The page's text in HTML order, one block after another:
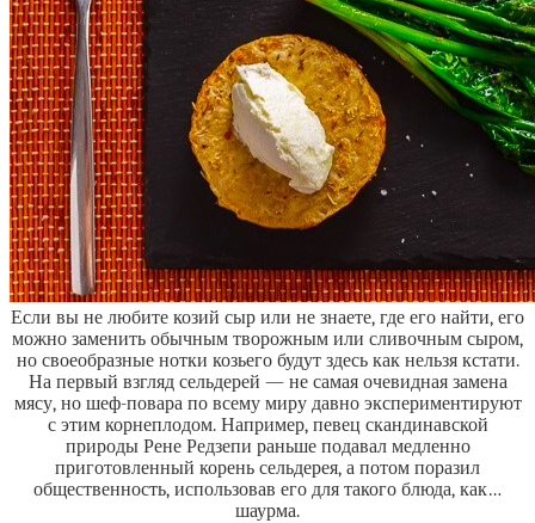
Если вы не любите козий сыр или не знаете, где его найти, его
можно заменить обычным творожным или сливочным сыром,
но своеобразные нотки козьего будут здесь как нельзя кстати.
На первый взгляд сельдерей — не самая очевидная замена
мясу, но шеф-повара по всему миру давно экспериментируют
с этим корнеплодом. Например, певец скандинавской
природы Рене Редзепи раньше подавал медленно
приготовленный корень сельдерея, а потом поразил
общественность, использовав его для такого блюда, как…
шаурма.